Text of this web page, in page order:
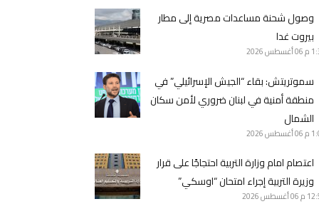
وصول شحنة مساعدات مصرية إلى مطار
بيروت غدا
م 06 أغسطس 2026
سموتريتش: بقاء “الجيش الإسرائيلي” في
منطقة أمنية في لبنان ضروري لأمن سكان
الشمال
م 06 أغسطس 2026
اعتصام امام وزارة التربية احتجاجًا على قرار
وزيرة التربية إجراء امتحان “اوسكي”
م 06 أغسطس 2026